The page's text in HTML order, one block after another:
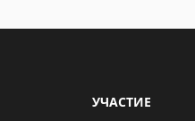
УЧАСТИЕ